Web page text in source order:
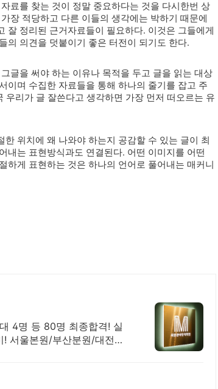
료를 찾는 것이 정말 중요하다는 것을 다시한번 상
장 적당하고 다른 이들의 생각에는 박하기 때문에
잘 정리된 근거자료들이 필요하다. 이것은 그들에게
의 의견을 덧붙이기 좋은 터전이 되기도 한다.
글을 써야 하는 이유나 목적을 두고 글을 읽는 대상
이며 수집한 자료들을 통해 하나의 줄기를 잡고 주
리가 글 잘쓴다고 생각하면 가장 먼저 떠오르는 유
위치에 왜 나와야 하는지 공감할 수 있는 글이 최
내는 표현방식과도 연결된다. 어떤 이미지를 어떤
하게 표현하는 것은 하나의 언어로 풀어내는 매커니
명 등 80명 최종합격! 실
서울본원/부산분원/대전분